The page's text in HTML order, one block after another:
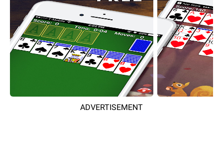
ADVERTISEMENT